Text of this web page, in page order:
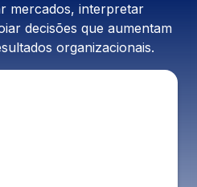
mercados, interpretar
decisões que aumentam
organizacionais.